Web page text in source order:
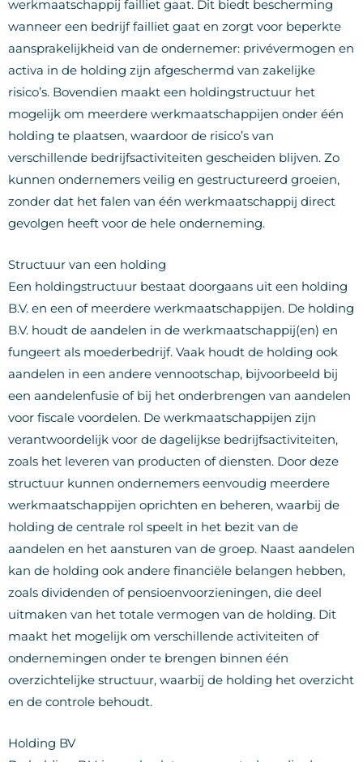
werkmaatschappij failliet gaat. Dit biedt bescherming
wanneer een bedrijf failliet gaat en zorgt voor beperkte
aansprakelijkheid van de ondernemer: privévermogen en
activa in de holding zijn afgeschermd van zakelijke
risico’s. Bovendien maakt een holdingstructuur het
mogelijk om meerdere werkmaatschappijen onder één
holding te plaatsen, waardoor de risico’s van
verschillende bedrijfsactiviteiten gescheiden blijven. Zo
kunnen ondernemers veilig en gestructureerd groeien,
zonder dat het falen van één werkmaatschappij direct
gevolgen heeft voor de hele onderneming.
Structuur van een holding
Een holdingstructuur bestaat doorgaans uit een holding
B.V. en een of meerdere werkmaatschappijen. De holding
B.V. houdt de aandelen in de werkmaatschappij(en) en
fungeert als moederbedrijf. Vaak houdt de holding ook
aandelen in een andere vennootschap, bijvoorbeeld bij
een aandelenfusie of bij het onderbrengen van aandelen
voor fiscale voordelen. De werkmaatschappijen zijn
verantwoordelijk voor de dagelijkse bedrijfsactiviteiten,
zoals het leveren van producten of diensten. Door deze
structuur kunnen ondernemers eenvoudig meerdere
werkmaatschappijen oprichten en beheren, waarbij de
holding de centrale rol speelt in het bezit van de
aandelen en het aansturen van de groep. Naast aandelen
kan de holding ook andere financiële belangen hebben,
zoals dividenden of pensioenvoorzieningen, die deel
uitmaken van het totale vermogen van de holding. Dit
maakt het mogelijk om verschillende activiteiten of
ondernemingen onder te brengen binnen één
overzichtelijke structuur, waarbij de holding het overzicht
en de controle behoudt.
Holding BV